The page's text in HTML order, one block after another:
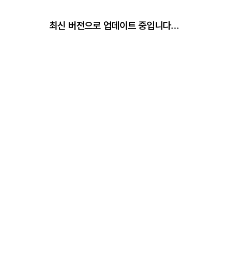
최신 버전으로 업데이트 중입니다…